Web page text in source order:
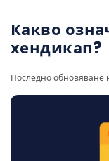
Какво
хендикап?
Последно обновяване